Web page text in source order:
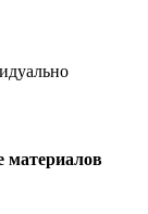
материалов